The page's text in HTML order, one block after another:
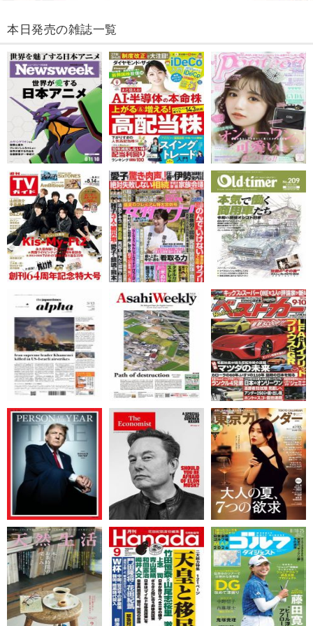
本日発売の雑誌一覧